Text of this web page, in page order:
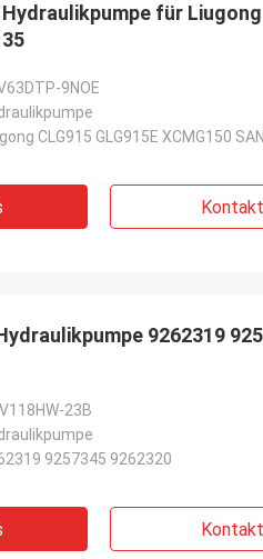
Hydraulikpumpe für Liugong
9NOE
CLG915 GLG915E XCMG150
Kontakt
9262319
23B
9257345 9262320
Kontakt